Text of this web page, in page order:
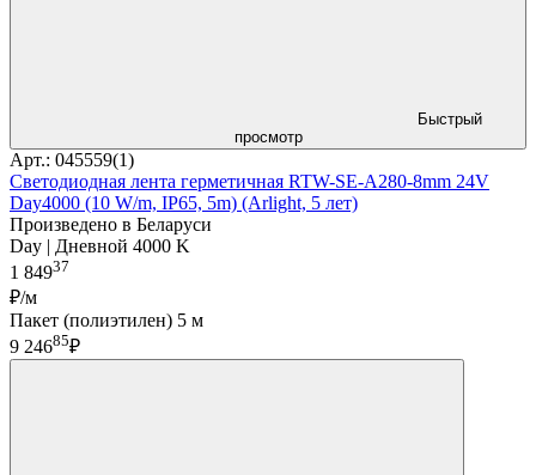
Быстрый
просмотр
Арт.: 045559(1)
Светодиодная лента герметичная RTW-SE-A280-8mm 24V
Day4000 (10 W/m, IP65, 5m) (Arlight, 5 лет)
Произведено в Беларуси
Day | Дневной 4000 K
1 84937
₽/м
Пакет (полиэтилен) 5 м
9 24685₽